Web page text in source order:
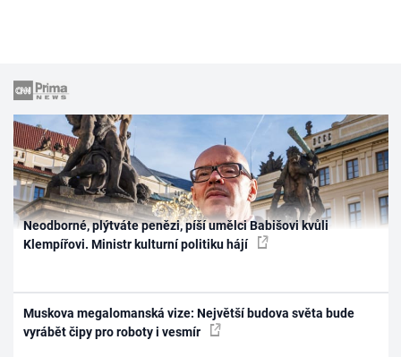
Neodborné, plýtváte penězi, píší umělci Babišovi kvůli
Klempířovi. Ministr kulturní politiku hájí
Muskova megalomanská vize: Největší budova světa bude
vyrábět čipy pro roboty i vesmír